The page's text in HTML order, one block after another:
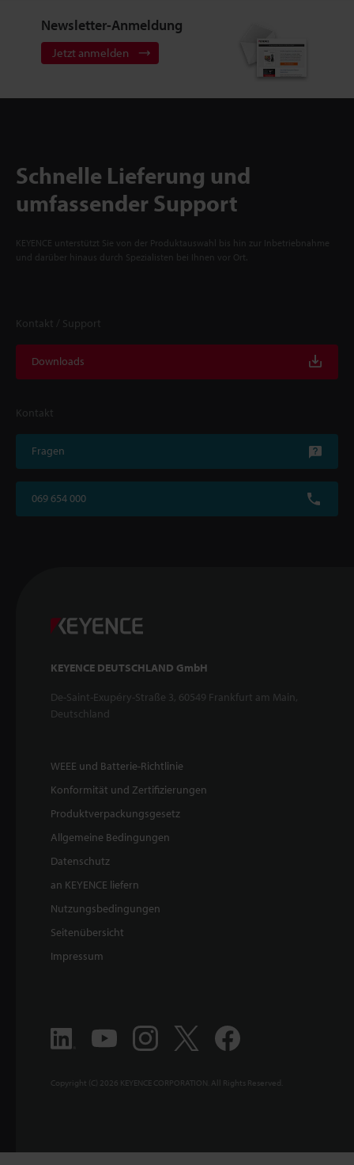
Newsletter-Anmeldung
Jetzt anmelden
Schnelle Lieferung und
umfassender Support
KEYENCE unterstützt Sie von der Produktauswahl bis hin zur Inbetriebnahme
und darüber hinaus durch Spezialisten bei Ihnen vor Ort.
Kontakt / Support
Downloads
Kontakt
Fragen
069 654 000
KEYENCE DEUTSCHLAND GmbH
De-Saint-Exupéry-Straße 3, 60549 Frankfurt am Main,
Deutschland
WEEE und Batterie-Richtlinie
Konformität und Zertifizierungen
Produktverpackungsgesetz
Allgemeine Bedingungen
Datenschutz
an KEYENCE liefern
Nutzungsbedingungen
Seitenübersicht
Impressum
Copyright (C) 2026 KEYENCE CORPORATION. All Rights Reserved.